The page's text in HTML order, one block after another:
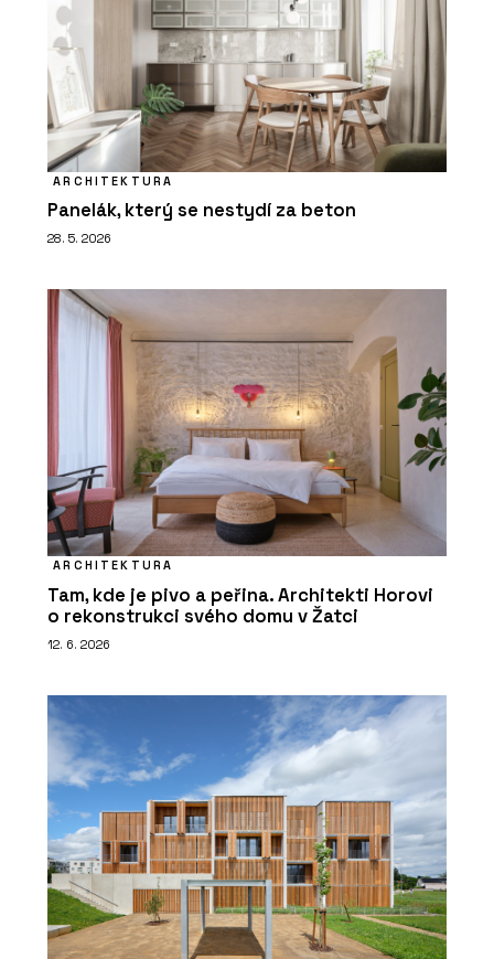
ARCHITEKTURA
Panelák, který se nestydí za beton
28. 5. 2026
ARCHITEKTURA
Tam, kde je pivo a peřina. Architekti Horovi
o rekonstrukci svého domu v Žatci
12. 6. 2026